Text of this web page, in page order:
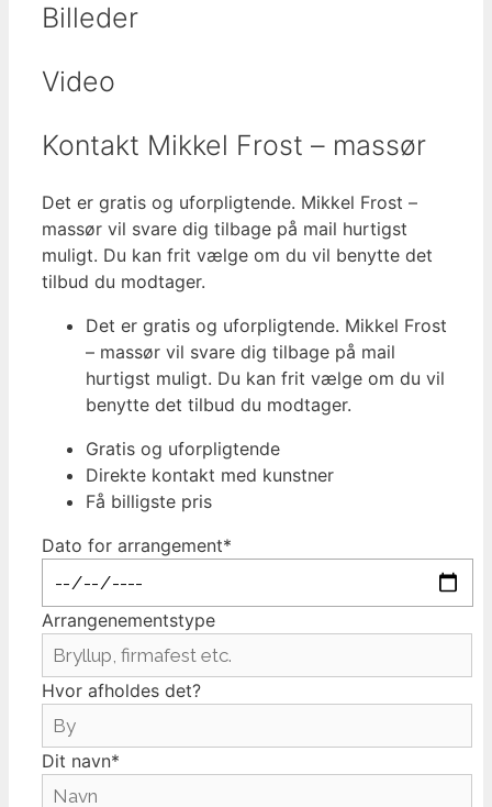
Billeder
Video
Kontakt Mikkel Frost – massør
Det er gratis og uforpligtende. Mikkel Frost –
massør vil svare dig tilbage på mail hurtigst
muligt. Du kan frit vælge om du vil benytte det
tilbud du modtager.
Det er gratis og uforpligtende. Mikkel Frost
– massør vil svare dig tilbage på mail
hurtigst muligt. Du kan frit vælge om du vil
benytte det tilbud du modtager.
Gratis og uforpligtende
Direkte kontakt med kunstner
Få billigste pris
Dato for arrangement*
Arrangenementstype
Hvor afholdes det?
Dit navn*